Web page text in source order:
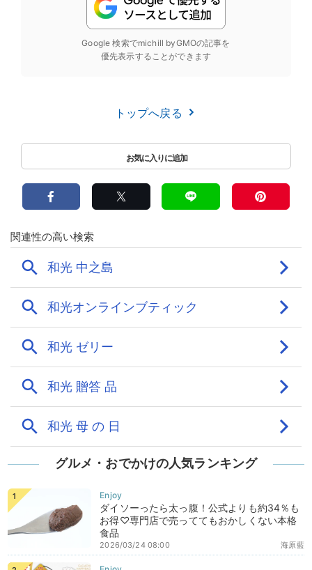
Google 検索でmichill byGMOの記事を
優先表示することができます
トップへ戻る
グルメ・おでかけの人気ランキング
ダイソーったら太っ腹！公式よりも約34％も
お得♡専門店で売っててもおかしくない本格
食品
海原藍
2026/03/24 08:00